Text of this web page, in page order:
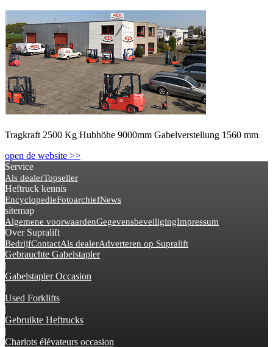
Tragkraft 2500 Kg Hubhöhe 9000mm Gabelverstellung 1560 mm
open de website >>
Service
Als dealerTopseller
Heftruck kennis
EncyclopedieFotoarchiefNews
sitemap
Algemene voorwaardenGegevensbeveiligingImpressum
Over Supralift
BedrijfContactAls dealerAdverteren op Supralift
Gebrauchte Gabelstapler
|
Gabelstapler Occasion
|
Used Forklifts
|
Gebruikte Heftrucks
|
Chariots élévateurs occasion